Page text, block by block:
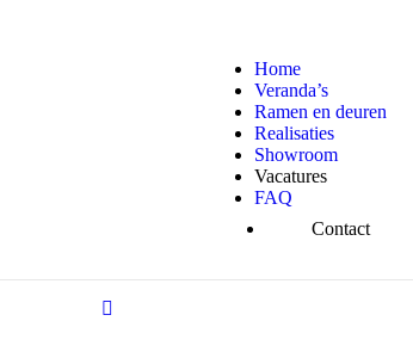
Home
Veranda’s
Ramen en deuren
Realisaties
Showroom
Vacatures
FAQ
Contact